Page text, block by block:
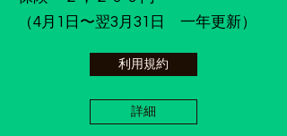
（4月1日〜翌3月31日 一年更新）
利用規約
詳細